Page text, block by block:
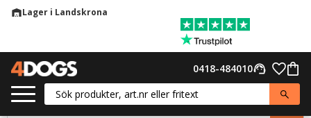
warehouseLager i Landskrona
support_agent
0418-484010